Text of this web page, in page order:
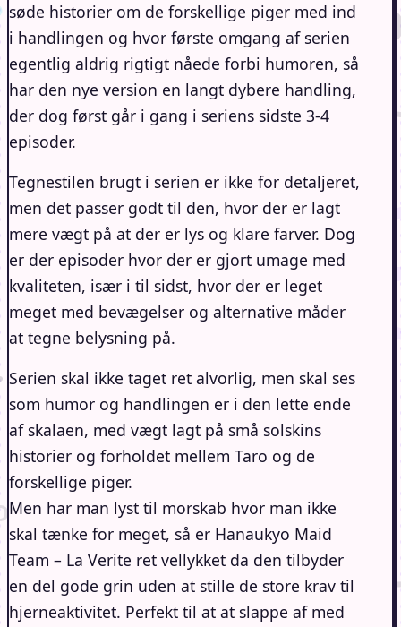
søde historier om de forskellige piger med ind
i handlingen og hvor første omgang af serien
egentlig aldrig rigtigt nåede forbi humoren, så
har den nye version en langt dybere handling,
der dog først går i gang i seriens sidste 3-4
episoder.
Tegnestilen brugt i serien er ikke for detaljeret,
men det passer godt til den, hvor der er lagt
mere vægt på at der er lys og klare farver. Dog
er der episoder hvor der er gjort umage med
kvaliteten, især i til sidst, hvor der er leget
meget med bevægelser og alternative måder
at tegne belysning på.
Serien skal ikke taget ret alvorlig, men skal ses
som humor og handlingen er i den lette ende
af skalaen, med vægt lagt på små solskins
historier og forholdet mellem Taro og de
forskellige piger.
Men har man lyst til morskab hvor man ikke
skal tænke for meget, så er Hanaukyo Maid
Team – La Verite ret vellykket da den tilbyder
en del gode grin uden at stille de store krav til
hjerneaktivitet. Perfekt til at at slappe af med